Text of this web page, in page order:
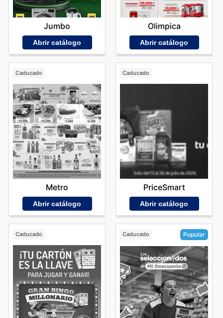
Jumbo
Abrir catálogo
Olimpica
Abrir catálogo
Caducado
Metro
Abrir catálogo
Caducado
PriceSmart
Abrir catálogo
Caducado Caducado Popular